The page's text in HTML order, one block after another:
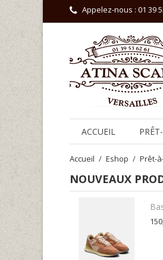
Appelez-nous : 01 39
ACCUEIL
Accueil Eshop Prêt-
NOUVEAUX